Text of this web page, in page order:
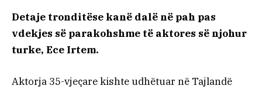
Detaje tronditëse kanë dalë në pah pas
vdekjes së parakohshme të aktores së njohur
turke, Ece Irtem.
Aktorja 35-vjeçare kishte udhëtuar në Tajlandë